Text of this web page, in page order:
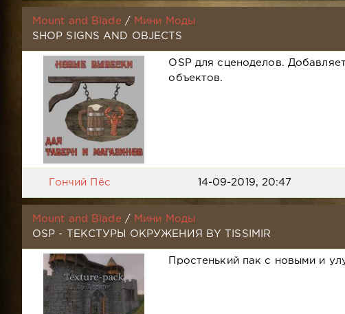
Mount and Blade /
Мини Моды
SHOP SIGNS AND OBJECTS
OSP для сценоделов.
объектов.
Гончий Пёс 14-09-2019, 20:47
Mount and Blade /
Мини Моды
OSP - ТЕКСТУРЫ ОКРУЖЕНИЯ BY TISSIMIR
Простенький пак с новыми и